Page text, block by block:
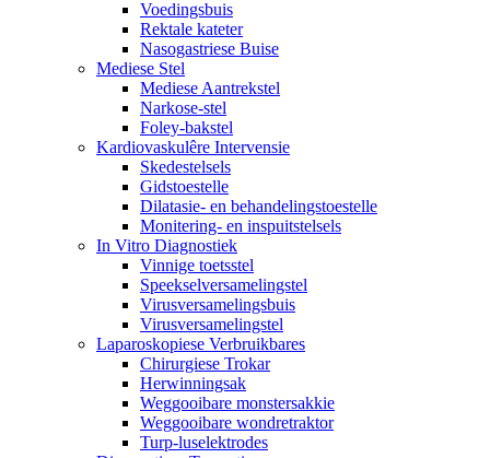
Voedingsbuis
Rektale kateter
Nasogastriese Buise
Mediese Stel
Mediese Aantrekstel
Narkose-stel
Foley-bakstel
Kardiovaskulêre Intervensie
Skedestelsels
Gidstoestelle
Dilatasie- en behandelingstoestelle
Monitering- en inspuitstelsels
In Vitro Diagnostiek
Vinnige toetsstel
Speekselversamelingstel
Virusversamelingsbuis
Virusversamelingstel
Laparoskopiese Verbruikbares
Chirurgiese Trokar
Herwinningsak
Weggooibare monstersakkie
Weggooibare wondretraktor
Turp-luselektrodes